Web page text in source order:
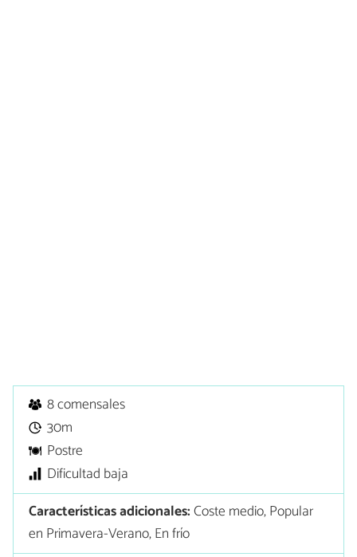
8 comensales
30m
Postre
Dificultad baja
Características adicionales:Coste medio, Popular
en Primavera-Verano, En frío